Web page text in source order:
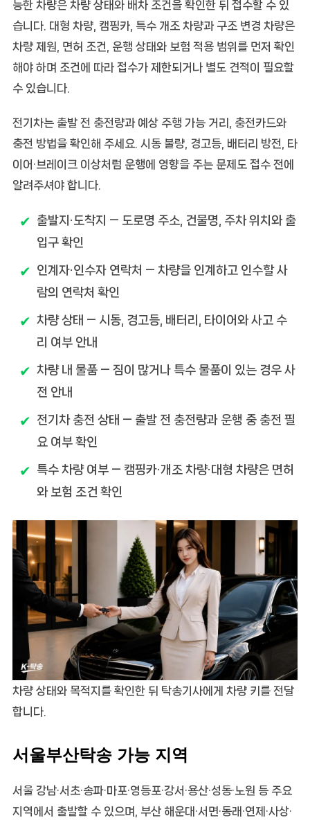
능한 차량은 차량 상태와 배차 조건을 확인한 뒤 접수할 수 있
습니다. 대형 차량, 캠핑카, 특수 개조 차량과 구조 변경 차량은
차량 제원, 면허 조건, 운행 상태와 보험 적용 범위를 먼저 확인
해야 하며 조건에 따라 접수가 제한되거나 별도 견적이 필요할
수 있습니다.
전기차는 출발 전 충전량과 예상 주행 가능 거리, 충전카드와
충전 방법을 확인해 주세요. 시동 불량, 경고등, 배터리 방전, 타
이어·브레이크 이상처럼 운행에 영향을 주는 문제도 접수 전에
알려주셔야 합니다.
출발지·도착지 — 도로명 주소, 건물명, 주차 위치와 출
입구 확인
인계자·인수자 연락처 — 차량을 인계하고 인수할 사
람의 연락처 확인
차량 상태 — 시동, 경고등, 배터리, 타이어와 사고 수
리 여부 안내
차량 내 물품— 짐이 많거나 특수 물품이 있는 경우 사
전 안내
전기차 충전 상태 — 출발 전 충전량과 운행 중 충전 필
요 여부 확인
특수 차량 여부— 캠핑카·개조 차량·대형 차량은 면허
와 보험 조건 확인
차량 상태와 목적지를 확인한 뒤 탁송기사에게 차량 키를 전달
합니다.
서울부산탁송 가능 지역
서울 강남·서초·송파·마포·영등포·강서·용산·성동·노원 등 주요
지역에서 출발할 수 있으며, 부산 해운대·서면·동래·연제·사상·